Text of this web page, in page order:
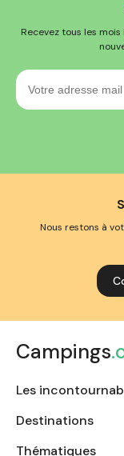
Recevez tous les
Votre
adresse
mail
Nous restons à
Campings
Les
Destinations
Thématiques